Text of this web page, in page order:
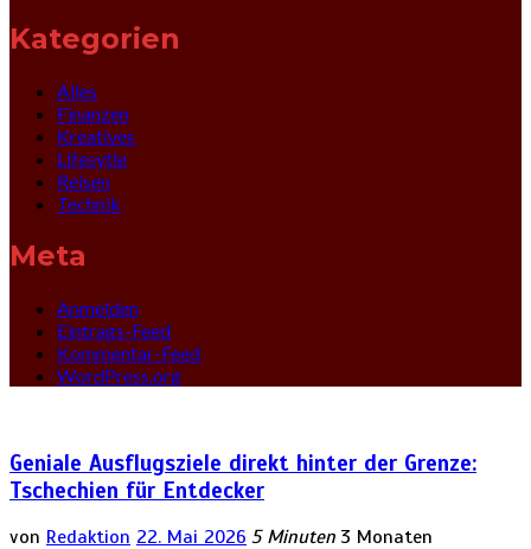
Kategorien
Alles
Finanzen
Kreatives
Lifesytle
Reisen
Technik
Meta
Anmelden
Eintrags-Feed
Kommentar-Feed
WordPress.org
Geniale Ausflugsziele direkt hinter der Grenze:
Tschechien für Entdecker
von Redaktion 22. Mai 2026 5 Minuten 3 Monaten